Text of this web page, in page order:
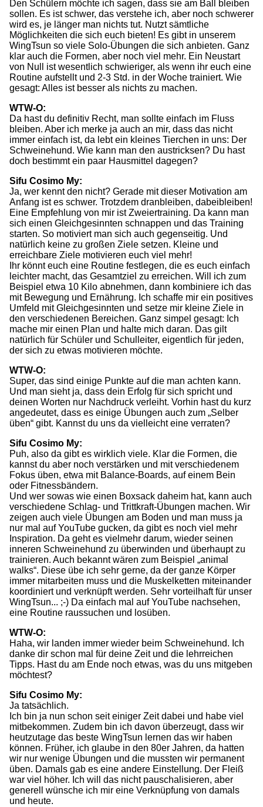
Den Schülern möchte ich sagen, dass sie am Ball bleiben
sollen. Es ist schwer, das verstehe ich, aber noch schwerer
wird es, je länger man nichts tut. Nutzt sämtliche
Möglichkeiten die sich euch bieten! Es gibt in unserem
WingTsun so viele Solo-Übungen die sich anbieten. Ganz
klar auch die Formen, aber noch viel mehr. Ein Neustart
von Null ist wesentlich schwieriger, als wenn ihr euch eine
Routine aufstellt und 2-3 Std. in der Woche trainiert. Wie
gesagt: Alles ist besser als nichts zu machen.
WTW-O:
Da hast du definitiv Recht, man sollte einfach im Fluss
bleiben. Aber ich merke ja auch an mir, dass das nicht
immer einfach ist, da lebt ein kleines Tierchen in uns: Der
Schweinehund. Wie kann man den austricksen? Du hast
doch bestimmt ein paar Hausmittel dagegen?
Sifu Cosimo My:
Ja, wer kennt den nicht? Gerade mit dieser Motivation am
Anfang ist es schwer. Trotzdem dranbleiben, dabeibleiben!
Eine Empfehlung von mir ist Zweiertraining. Da kann man
sich einen Gleichgesinnten schnappen und das Training
starten. So motiviert man sich auch gegenseitig. Und
natürlich keine zu großen Ziele setzen. Kleine und
erreichbare Ziele motivieren euch viel mehr!
Ihr könnt euch eine Routine festlegen, die es euch einfach
leichter macht, das Gesamtziel zu erreichen. Will ich zum
Beispiel etwa 10 Kilo abnehmen, dann kombiniere ich das
mit Bewegung und Ernährung. Ich schaffe mir ein positives
Umfeld mit Gleichgesinnten und setze mir kleine Ziele in
den verschiedenen Bereichen. Ganz simpel gesagt: Ich
mache mir einen Plan und halte mich daran. Das gilt
natürlich für Schüler und Schulleiter, eigentlich für jeden,
der sich zu etwas motivieren möchte.
WTW-O:
Super, das sind einige Punkte auf die man achten kann.
Und man sieht ja, dass dein Erfolg für sich spricht und
deinen Worten nur Nachdruck verleiht. Vorhin hast du kurz
angedeutet, dass es einige Übungen auch zum „Selber
üben“ gibt. Kannst du uns da vielleicht eine verraten?
Sifu Cosimo My:
Puh, also da gibt es wirklich viele. Klar die Formen, die
kannst du aber noch verstärken und mit verschiedenem
Fokus üben, etwa mit Balance-Boards, auf einem Bein
oder Fitnessbändern.
Und wer sowas wie einen Boxsack daheim hat, kann auch
verschiedene Schlag- und Trittkraft-Übungen machen. Wir
zeigen auch viele Übungen am Boden und man muss ja
nur mal auf YouTube gucken, da gibt es noch viel mehr
Inspiration. Da geht es vielmehr darum, wieder seinen
inneren Schweinehund zu überwinden und überhaupt zu
trainieren. Auch bekannt wären zum Beispiel „animal
walks“. Diese übe ich sehr gerne, da der ganze Körper
immer mitarbeiten muss und die Muskelketten miteinander
koordiniert und verknüpft werden. Sehr vorteilhaft für unser
WingTsun... ;-) Da einfach mal auf YouTube nachsehen,
eine Routine raussuchen und losüben.
WTW-O:
Haha, wir landen immer wieder beim Schweinehund. Ich
danke dir schon mal für deine Zeit und die lehrreichen
Tipps. Hast du am Ende noch etwas, was du uns mitgeben
möchtest?
Sifu Cosimo My:
Ja tatsächlich.
Ich bin ja nun schon seit einiger Zeit dabei und habe viel
mitbekommen. Zudem bin ich davon überzeugt, dass wir
heutzutage das beste WingTsun lernen das wir haben
können. Früher, ich glaube in den 80er Jahren, da hatten
wir nur wenige Übungen und die mussten wir permanent
üben. Damals gab es eine andere Einstellung. Der Fleiß
war viel höher. Ich will das nicht pauschalisieren, aber
generell wünsche ich mir eine Verknüpfung von damals
und heute.